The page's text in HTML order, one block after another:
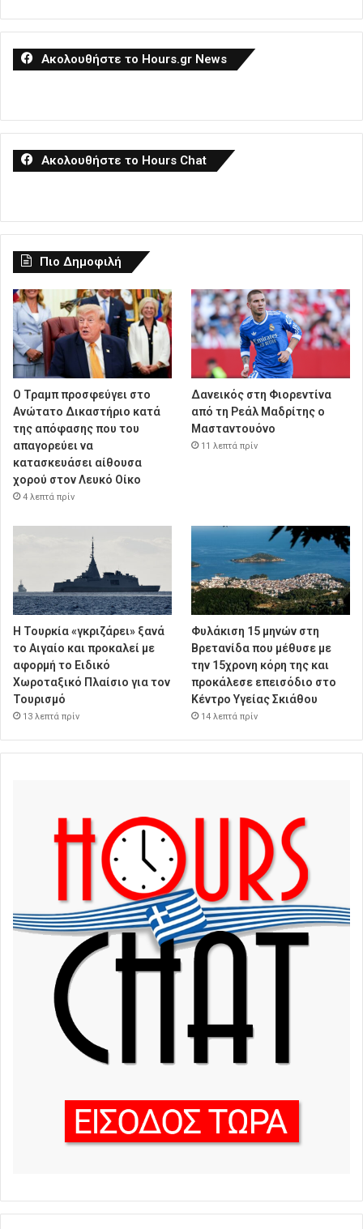
Ακολουθήστε το Hours.gr News
Ακολουθήστε το Hours Chat
Πιο Δημοφιλή
Ο Τραμπ προσφεύγει στο
Ανώτατο Δικαστήριο κατά
της απόφασης που του
απαγορεύει να
κατασκευάσει αίθουσα
χορού στον Λευκό Οίκο
4 λεπτά πρίν
Δανεικός στη Φιορεντίνα
από τη Ρεάλ Μαδρίτης ο
Μασταντουόνο
11 λεπτά πρίν
Η Τουρκία «γκριζάρει» ξανά
το Αιγαίο και προκαλεί με
αφορμή το Ειδικό
Χωροταξικό Πλαίσιο για τον
Τουρισμό
13 λεπτά πρίν
Φυλάκιση 15 μηνών στη
Βρετανίδα που μέθυσε με
την 15χρονη κόρη της και
προκάλεσε επεισόδιο στο
Κέντρο Υγείας Σκιάθου
14 λεπτά πρίν